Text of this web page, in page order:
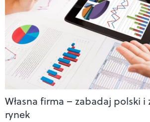
Własna firma – zabadaj polski i
rynek